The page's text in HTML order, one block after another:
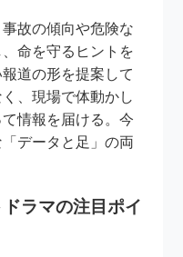
事故の傾向や危険な
命を守るヒントを
道の形を提案して
、現場で体動かし
情報を届ける。今
データと足」の両
ラマの注目ポイ